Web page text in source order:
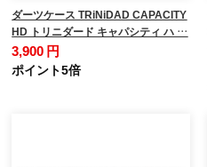
ダーツケース TRiNiDAD CAPACITY
HD トリニダード キャパシティ ハ …
3,900 円
ポイント5倍